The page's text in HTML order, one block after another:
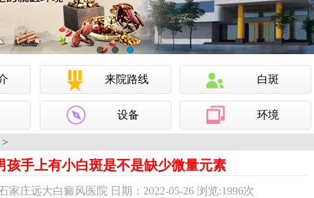
来院路线 白斑
设备 环境
>
孩手上有小白斑是不是缺少微量元素
家庄远大白癜风医院 日期：2022-05-26 浏览:1996次